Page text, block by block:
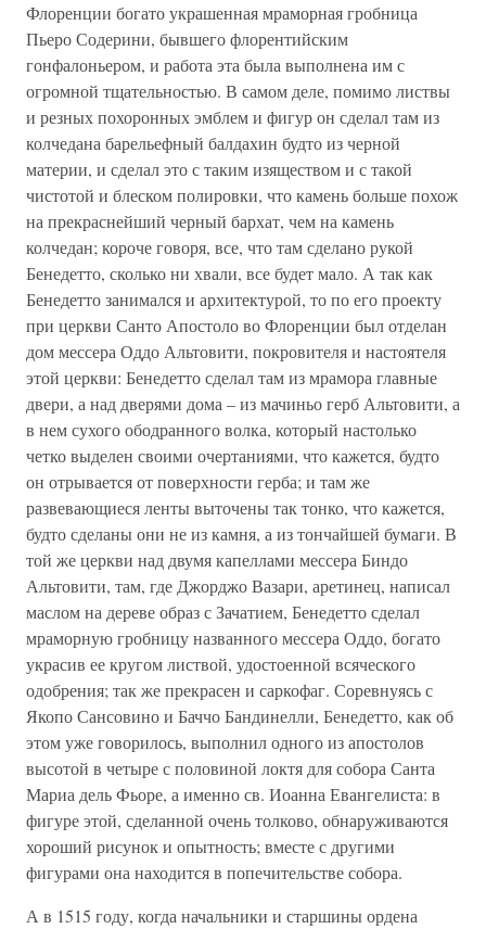
Флоренции богато украшенная мраморная гробница
Пьеро Содерини, бывшего флорентийским
гонфалоньером, и работа эта была выполнена им с
огромной тщательностью. В самом деле, помимо листвы
и резных похоронных эмблем и фигур он сделал там из
колчедана барельефный балдахин будто из черной
материи, и сделал это с таким изяществом и с такой
чистотой и блеском полировки, что камень больше похож
на прекраснейший черный бархат, чем на камень
колчедан; короче говоря, все, что там сделано рукой
Бенедетто, сколько ни хвали, все будет мало. А так как
Бенедетто занимался и архитектурой, то по его проекту
при церкви Санто Апостоло во Флоренции был отделан
дом мессера Оддо Альтовити, покровителя и настоятеля
этой церкви: Бенедетто сделал там из мрамора главные
двери, а над дверями дома – из мачиньо герб Альтовити, а
в нем сухого ободранного волка, который настолько
четко выделен своими очертаниями, что кажется, будто
он отрывается от поверхности герба; и там же
развевающиеся ленты выточены так тонко, что кажется,
будто сделаны они не из камня, а из тончайшей бумаги. В
той же церкви над двумя капеллами мессера Биндо
Альтовити, там, где Джорджо Вазари, аретинец, написал
маслом на дереве образ с Зачатием, Бенедетто сделал
мраморную гробницу названного мессера Оддо, богато
украсив ее кругом листвой, удостоенной всяческого
одобрения; так же прекрасен и саркофаг. Соревнуясь с
Якопо Сансовино и Баччо Бандинелли, Бенедетто, как об
этом уже говорилось, выполнил одного из апостолов
высотой в четыре с половиной локтя для собора Санта
Мариа дель Фьоре, а именно св. Иоанна Евангелиста: в
фигуре этой, сделанной очень толково, обнаруживаются
хороший рисунок и опытность; вместе с другими
фигурами она находится в попечительстве собора.
А в 1515 году, когда начальники и старшины ордена